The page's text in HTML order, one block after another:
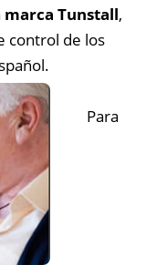
marca Tunstall,
control de los
Para